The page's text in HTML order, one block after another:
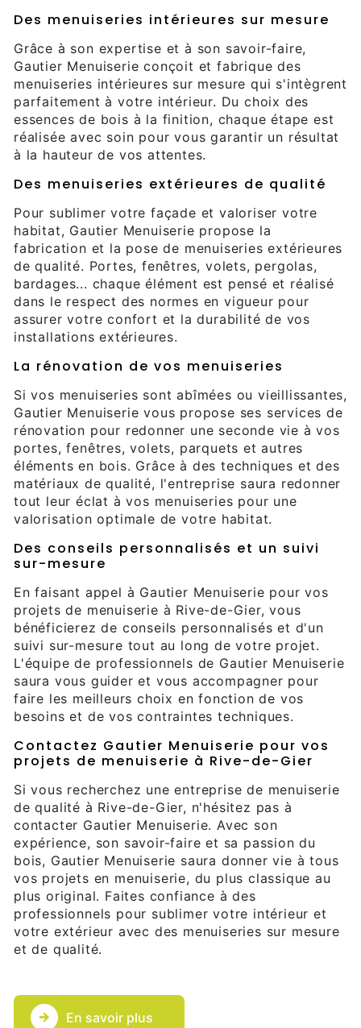
Des menuiseries intérieures sur mesure
Grâce à son expertise et à son savoir-faire,
Gautier Menuiserie conçoit et fabrique des
menuiseries intérieures sur mesure qui s'intègrent
parfaitement à votre intérieur. Du choix des
essences de bois à la finition, chaque étape est
réalisée avec soin pour vous garantir un résultat
à la hauteur de vos attentes.
Des menuiseries extérieures de qualité
Pour sublimer votre façade et valoriser votre
habitat, Gautier Menuiserie propose la
fabrication et la pose de menuiseries extérieures
de qualité. Portes, fenêtres, volets, pergolas,
bardages... chaque élément est pensé et réalisé
dans le respect des normes en vigueur pour
assurer votre confort et la durabilité de vos
installations extérieures.
La rénovation de vos menuiseries
Si vos menuiseries sont abîmées ou vieillissantes,
Gautier Menuiserie vous propose ses services de
rénovation pour redonner une seconde vie à vos
portes, fenêtres, volets, parquets et autres
éléments en bois. Grâce à des techniques et des
matériaux de qualité, l'entreprise saura redonner
tout leur éclat à vos menuiseries pour une
valorisation optimale de votre habitat.
Des conseils personnalisés et un suivi
sur-mesure
En faisant appel à Gautier Menuiserie pour vos
projets de menuiserie à Rive-de-Gier, vous
bénéficierez de conseils personnalisés et d'un
suivi sur-mesure tout au long de votre projet.
L'équipe de professionnels de Gautier Menuiserie
saura vous guider et vous accompagner pour
faire les meilleurs choix en fonction de vos
besoins et de vos contraintes techniques.
Contactez Gautier Menuiserie pour vos
projets de menuiserie à Rive-de-Gier
Si vous recherchez une entreprise de menuiserie
de qualité à Rive-de-Gier, n'hésitez pas à
contacter Gautier Menuiserie. Avec son
expérience, son savoir-faire et sa passion du
bois, Gautier Menuiserie saura donner vie à tous
vos projets en menuiserie, du plus classique au
plus original. Faites confiance à des
professionnels pour sublimer votre intérieur et
votre extérieur avec des menuiseries sur mesure
et de qualité.
En savoir plus